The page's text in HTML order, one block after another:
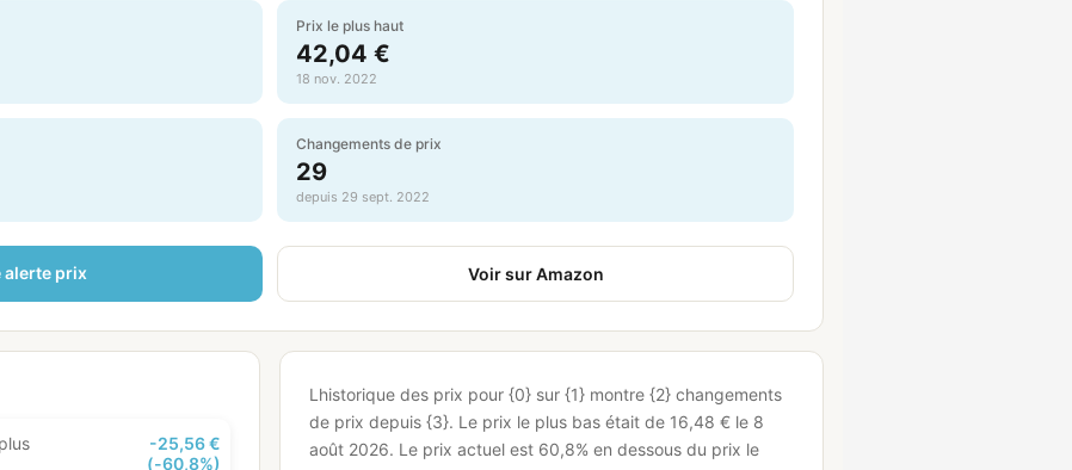
Prix le plus haut
42,04 €
18 nov. 2022
Changements de prix
29
depuis 29 sept. 2022
alerte prix Voir sur Amazon
-25,56 €
(-60,8%)
Lhistorique des prix pour {0} sur {1} montre {2} changements
de prix depuis {3}. Le prix le plus bas était de 16,48 € le 8
août 2026. Le prix actuel est 60,8% en dessous du prix le